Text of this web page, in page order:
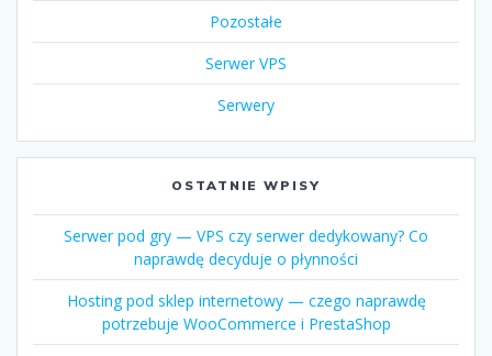
Pozostałe
Serwer VPS
Serwery
OSTATNIE WPISY
Serwer pod gry — VPS czy serwer dedykowany? Co
naprawdę decyduje o płynności
Hosting pod sklep internetowy — czego naprawdę
potrzebuje WooCommerce i PrestaShop